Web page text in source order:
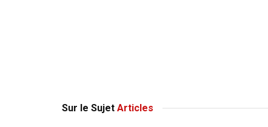
Sur le Sujet Articles